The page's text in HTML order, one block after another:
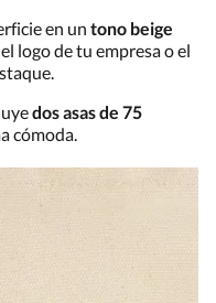
en un tono beige
logo de tu empresa o el
dos asas de 75
cómoda.